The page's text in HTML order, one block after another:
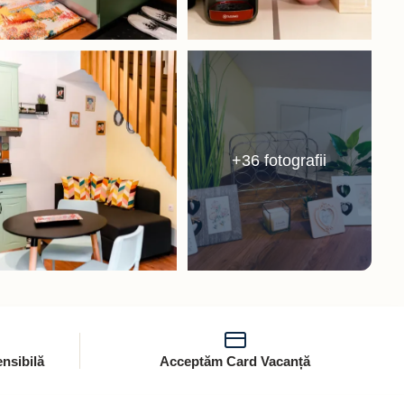
+36 fotografii
Acceptăm Card Vacanță